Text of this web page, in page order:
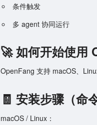
条件触发
多 agent 协同运行
🚀 如何开始使用
OpenFang 支持 macOS、
🧾 安装步骤（命
macOS / Linux：